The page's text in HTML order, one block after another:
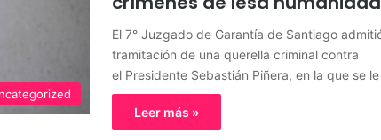
El 7° Juzgado de Garantía de Santiago
tramitación de una querella criminal contra
el Presidente Sebastián Piñera, en la que se
Leer más »